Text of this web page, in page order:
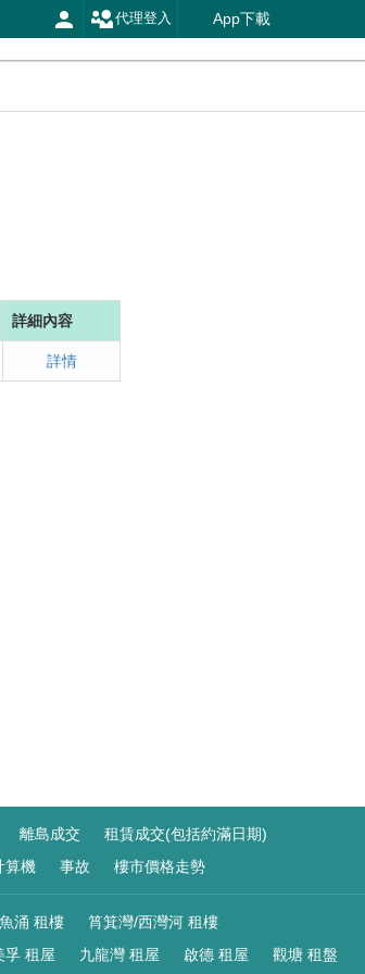
App下載
代理登入
詳細內容
詳情
離島成交
租賃成交(包括約滿日期)
算機 事故 樓市價格走勢
涌 租樓
筲箕灣/西灣河 租樓
孚 租屋 九龍灣 租屋 啟德 租屋 觀塘 租盤